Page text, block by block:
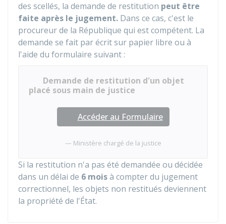
des scellés, la demande de restitution peut être
faite après le jugement. Dans ce cas, c'est le
procureur de la République qui est compétent. La
demande se fait par écrit sur papier libre ou à
l'aide du formulaire suivant :
Demande de restitution d'un objet
placé sous main de justice
Accéder au Formulaire
Ministère chargé de la justice
Si la restitution n'a pas été demandée ou décidée
dans un délai de 6 moisà compter du jugement
correctionnel, les objets non restitués deviennent
la propriété de l'État.